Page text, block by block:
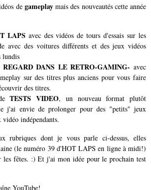
de gameplaymais des nouveautés cette année
LAPS avec des vidéos de tours d'essais sur les
avec des voitures différents et des jeux vidéos
lundis
REGARD DANS LE RETRO-GAMING- avec
sur des titres plus anciens pour vous faire
des titres.
TESTS VIDEO, un nouveau format plutôt
j'ai envie de prolonger pour des "petits" jeux
indépendants.
rubriques dont je vous parle ci-dessus, elles
(le numéro 39 d'HOT LAPS en ligne à midi!)
les fêtes. :) Et j'ai mon idée pour le prochain test
YouTube!